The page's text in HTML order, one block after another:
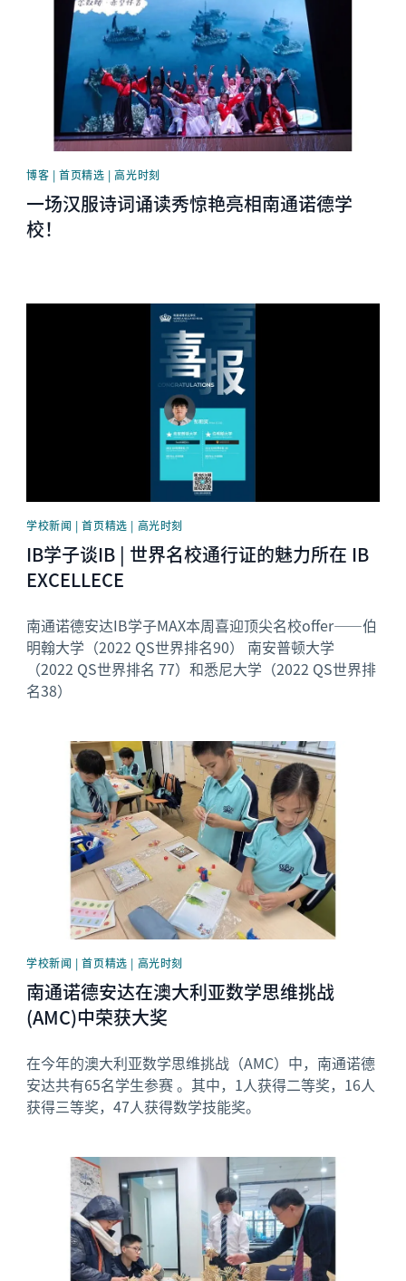
博客 | 首页精选 | 高光时刻
一场汉服诗词诵读秀惊艳亮相南通诺德学
校！
学校新闻 | 首页精选 | 高光时刻
IB学子谈IB | 世界名校通行证的魅力所在 IB
EXCELLECE
南通诺德安达IB学子MAX本周喜迎顶尖名校offer——伯
明翰大学（2022 QS世界排名90） 南安普顿大学
（2022 QS世界排名 77）和悉尼大学（2022 QS世界排
名38）
News image
学校新闻 | 首页精选 | 高光时刻
南通诺德安达在澳大利亚数学思维挑战
(AMC)中荣获大奖
在今年的澳大利亚数学思维挑战（AMC）中，南通诺德
安达共有65名学生参赛 。其中，1人获得二等奖，16人
获得三等奖，47人获得数学技能奖。
News image